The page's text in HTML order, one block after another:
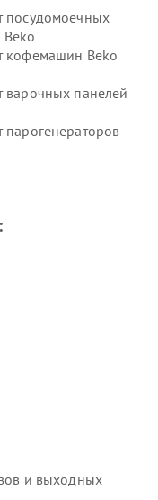
посудомоечных
кофемашин Beko
варочных панелей
парогенераторов
морозильных камер
и выходных